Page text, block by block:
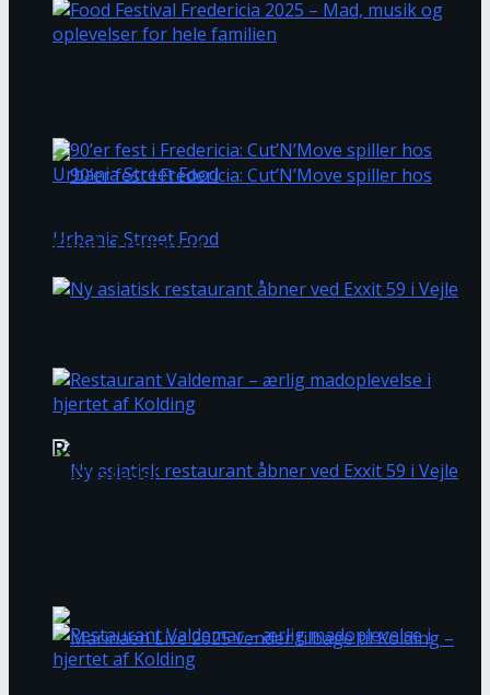
Food Festival Fredericia 2025 – Mad, musik og
Food i Fredericia
Food i Fredericia
Restaurant i Kolding – her finder du byens
spisesteder